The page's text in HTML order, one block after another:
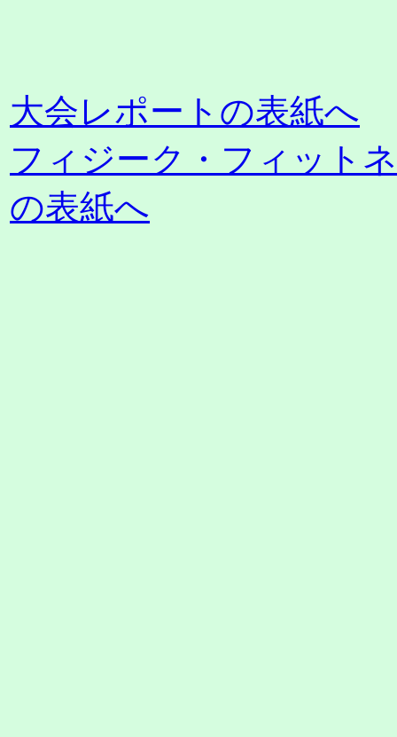
大会レポートの表紙へ
フィジーク・フィット
の表紙へ